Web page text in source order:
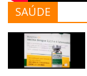
SAÚDE